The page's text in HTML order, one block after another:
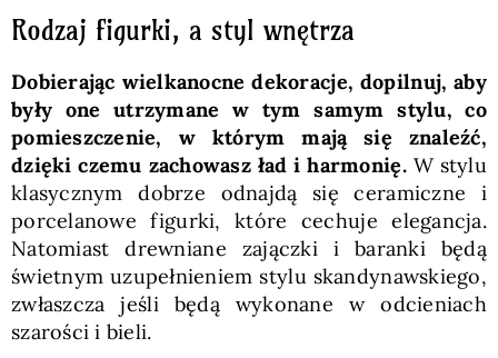
Rodzaj figurki, a styl wnętrza
Dobierając wielkanocne dekoracje, dopilnuj, aby
były one utrzymane w tym samym stylu, co
pomieszczenie, w którym mają się znaleźć,
dzięki czemu zachowasz ład i harmonię.W stylu
klasycznym dobrze odnajdą się ceramiczne i
porcelanowe figurki, które cechuje elegancja.
Natomiast drewniane zajączki i baranki będą
świetnym uzupełnieniem stylu skandynawskiego,
zwłaszcza jeśli będą wykonane w odcieniach
szarości i bieli.